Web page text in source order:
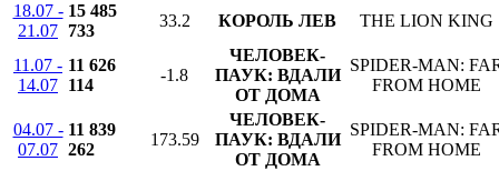
18.07 -
21.07
15 485
733
33.2 КОРОЛЬ ЛЕВ THE LION KING
11.07 -
14.07
11 626
114
-1.8
ЧЕЛОВЕК-
ПАУК: ВДАЛИ
ОТ ДОМА
SPIDER-MAN:
FROM HOME
04.07 -
07.07
11 839
262
173.59
ЧЕЛОВЕК-
ПАУК: ВДАЛИ
ОТ ДОМА
SPIDER-MAN:
FROM HOME